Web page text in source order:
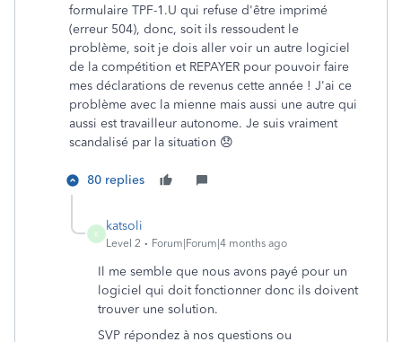
formulaire TPF-1.U qui refuse d'être imprimé
(erreur 504), donc, soit ils ressoudent le
problème, soit je dois aller voir un autre logiciel
de la compétition et REPAYER pour pouvoir faire
mes déclarations de revenus cette année ! J'ai ce
problème avec la mienne mais aussi une autre qui
aussi est travailleur autonome. Je suis vraiment
scandalisé par la situation 😞
80 replies
K
katsoli
Level 2 Forum|Forum|4 months ago
Il me semble que nous avons payé pour un
logiciel qui doit fonctionner donc ils doivent
trouver une solution.
SVP répondez à nos questions ou